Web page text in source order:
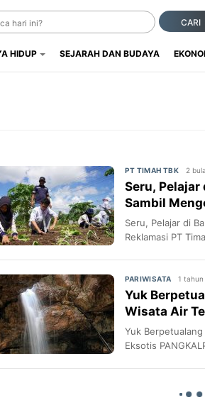
CARI
HIDUP SEJARAH DAN BUDAYA
PT TIMAH TBK 2
Seru, Pelajar
Sambil
Seru, Pelajar di
Reklamasi PT
PARIWISATA 1 tahun
Yuk
Wisata Air
Yuk
Eksotis